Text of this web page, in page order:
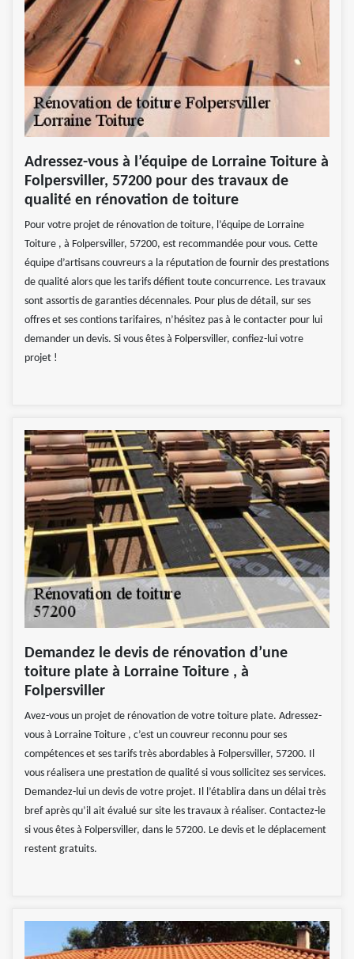
Adressez-vous à l’équipe de Lorraine Toiture à
Folpersviller, 57200 pour des travaux de
qualité en rénovation de toiture
Pour votre projet de rénovation de toiture, l’équipe de Lorraine
Toiture , à Folpersviller, 57200, est recommandée pour vous. Cette
équipe d’artisans couvreurs a la réputation de fournir des prestations
de qualité alors que les tarifs défient toute concurrence. Les travaux
sont assortis de garanties décennales. Pour plus de détail, sur ses
offres et ses contions tarifaires, n’hésitez pas à le contacter pour lui
demander un devis. Si vous êtes à Folpersviller, confiez-lui votre
projet !
Demandez le devis de rénovation d’une
toiture plate à Lorraine Toiture , à
Folpersviller
Avez-vous un projet de rénovation de votre toiture plate. Adressez-
vous à Lorraine Toiture , c’est un couvreur reconnu pour ses
compétences et ses tarifs très abordables à Folpersviller, 57200. Il
vous réalisera une prestation de qualité si vous sollicitez ses services.
Demandez-lui un devis de votre projet. Il l’établira dans un délai très
bref après qu’il ait évalué sur site les travaux à réaliser. Contactez-le
si vous êtes à Folpersviller, dans le 57200. Le devis et le déplacement
restent gratuits.